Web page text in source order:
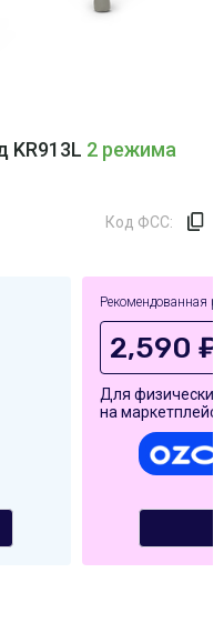
KR913L 2 режима
Код ФСС:
Рекомендованная
2,590 ₽
Для
на